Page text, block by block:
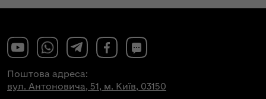
Поштова адреса:
вул. Антоновича, 51, м. Київ, 03150